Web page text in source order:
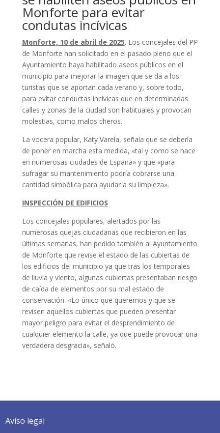
Monforte para evitar
condutas incívicas
Monforte, 10 de abril de 2025. Los concejales del PP
de Monforte han solicitado en el pasado pleno que el
Ayuntamiento haya habilitado aseos públicos en el
municipio para mejorar la imagen que se da a los
turistas que se aportan cada verano y, sobre todo,
para evitar conductas incívicas que en determinadas
calles y zonas de la ciudad son habituales y provocan
molestias, como malos cheros.
La vocera popular, Katy Varela, señala que se debería
de poner en marcha esta medida, «tal y como se hace
en numerosas ciudades de España» y que «para
sufragar su mantenimiento podría cobrarse una
cantidad simbólica para ayudar a su limpieza».
INSPECCIÓN DE EDIFICIOS
Los concejales populares, alertados por las
numerosas quejas ciudadanas que recibieron en las
últimas semanas, han pedido también al Ayuntamiento
de Monforte que revise el estado de las cubiertas de
los edificios del municipio ya que tras los temporales
de lluvia y viento, algunas cubiertas presentaban riesgo
de caída de elementos por su mal estado de
conservación. «Lo único que queremos y que se
revisen aquellos cubiertas que pueden presentar
mayor peligro para evitar el desprendimiento de
cualquier elemento la calle, ya que puede provocar una
verdadera desgracia», señaló.
Aviso legal